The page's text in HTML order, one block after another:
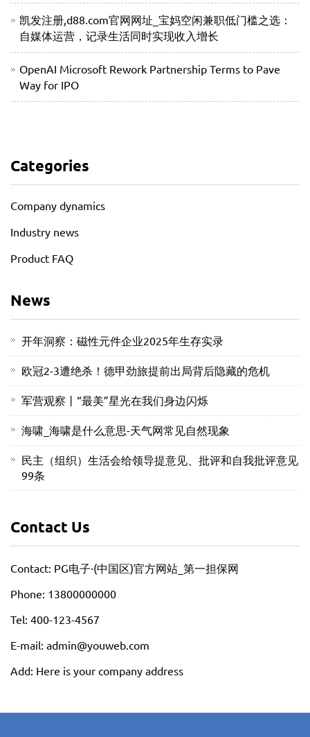
凯发注册,d88.com官网网址_宝妈空闲兼职低门槛之选：
自媒体运营，记录生活同时实现收入增长
OpenAI Microsoft Rework Partnership Terms to Pave
Way for IPO
Categories
Company dynamics
Industry news
Product FAQ
News
开年洞察：磁性元件企业2025年生存实录
欧冠2-3遭绝杀！德甲劲旅提前出局背后隐藏的危机
军营观察丨“最美”星光在我们身边闪烁
海啸_海啸是什么意思-天气网常见自然现象
民主（组织）生活会给领导提意见、批评和自我批评意见
99条
Contact Us
Contact: PG电子·(中国区)官方网站_第一担保网
Phone: 13800000000
Tel: 400-123-4567
E-mail: admin@youweb.com
Add: Here is your company address